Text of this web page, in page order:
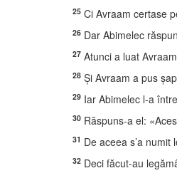
25 Ci Avraam certase
26 Dar Abimelec
27 Atunci a luat
28 Şi Avraam a pus
29 Iar Abimelec l-a
30 Răspuns-a el:
31 De aceea s’a
32 Deci făcut-au